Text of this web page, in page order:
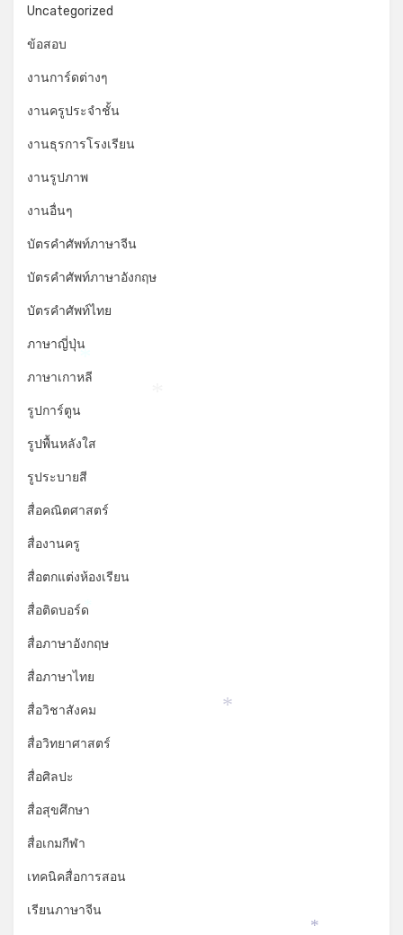
Uncategorized
ข้อสอบ
งานการ์ดต่างๆ
งานครูประจำชั้น
งานธุรการโรงเรียน
งานรูปภาพ
งานอื่นๆ
บัตรคำศัพท์ภาษาจีน
บัตรคำศัพท์ภาษาอังกฤษ
บัตรคำศัพท์ไทย
ภาษาญี่ปุ่น
ภาษาเกาหลี
รูปการ์ตูน
รูปพื้นหลังใส
รูประบายสี
สื่อคณิตศาสตร์
สื่องานครู
สื่อตกแต่งห้องเรียน
สื่อติดบอร์ด
สื่อภาษาอังกฤษ
สื่อภาษาไทย
สื่อวิชาสังคม
สื่อวิทยาศาสตร์
สื่อศิลปะ
สื่อสุขศึกษา
สื่อเกมกีฬา
เทคนิคสื่อการสอน
เรียนภาษาจีน
*
*